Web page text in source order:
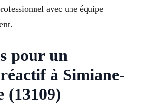
avec une équipe
pour un
à Simiane-
(13109)